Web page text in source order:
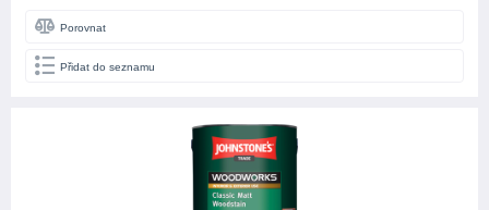
Porovnat
Přidat do seznamu